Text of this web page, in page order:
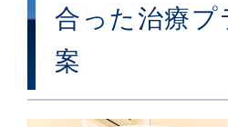
合った治療プ
案